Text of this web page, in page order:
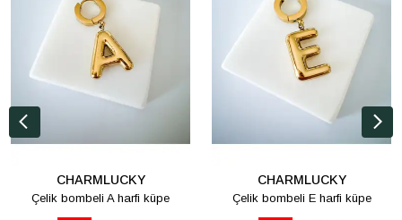
CHARMLUCKY
Çelik bombeli A harfi küpe
CHARMLUCKY
Çelik bombeli E harfi küpe